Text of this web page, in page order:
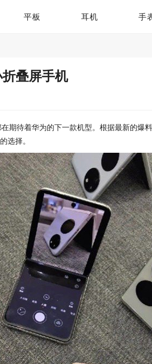
平板 耳机 手
叠屏手机
待着华为的下一款机型。根据最新的爆
选择。